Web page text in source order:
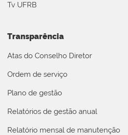
Tv UFRB
Transparência
Atas do Conselho Diretor
Ordem de serviço
Plano de gestão
Relatórios de gestão anual
Relatório mensal de manutenção